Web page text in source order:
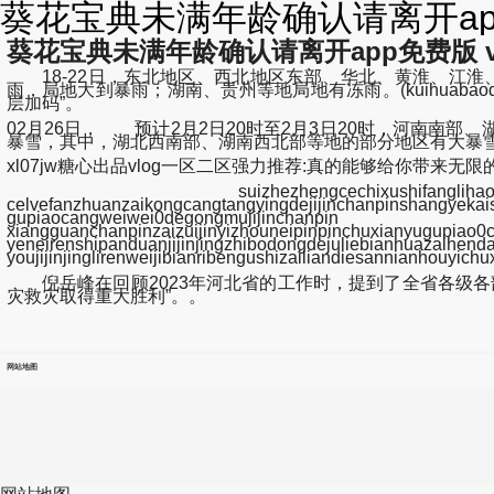
葵花宝典未满年龄确认请离开
葵花宝典未满年龄确认请离开app免费版
18-22日，东北地区、西北地区东部、华北、黄淮、江淮
雨，局地大到暴雨；湖南、贵州等地局地有冻雨。
层加码”。
02月26日， 预计2月2日20时至2月3日20时，河南南部、湖
暴雪，其中，湖北西南部、湖南西北部等地的部分地区有大
xl07jw糖心出品vlog一区二区强力推荐:真的能够给你带来无限
倪岳峰在回顾2023年河北省的工作时，提到了全省各级各
灾救灾取得重大胜利”。。
网站地图